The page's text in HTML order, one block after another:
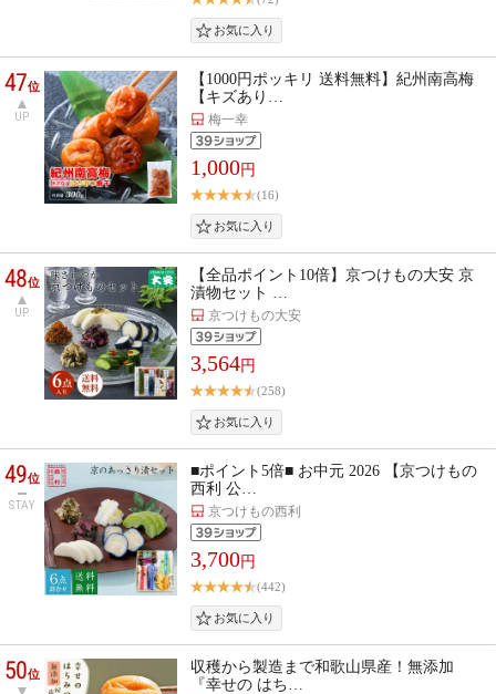
47位
UP
【1000円ポッキリ 送料無料】紀州南高梅
【キズあり…
梅一幸
1,000円
(16)
48位
UP
【全品ポイント10倍】京つけもの大安 京
漬物セット …
京つけもの大安
3,564円
(258)
49位
STAY
■ポイント5倍■ お中元 2026 【京つけもの
西利 公…
京つけもの西利
3,700円
(442)
50位
収穫から製造まで和歌山県産！無添加
『幸せの はち…